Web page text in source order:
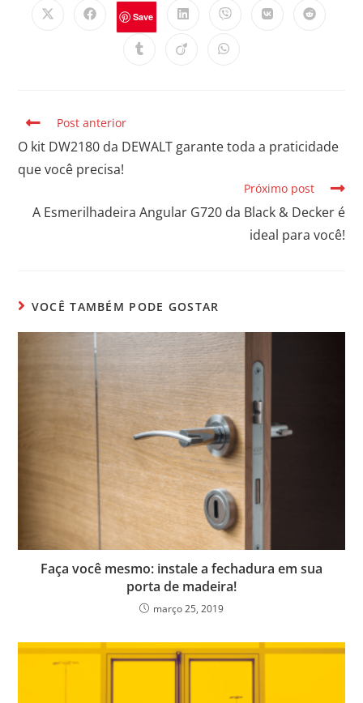
Save
Post anterior
O kit DW2180 da DEWALT garante toda a praticidade
que você precisa!
Próximo post
A Esmerilhadeira Angular G720 da Black & Decker é
ideal para você!
VOCÊ TAMBÉM PODE GOSTAR
Faça você mesmo: instale a fechadura em sua
porta de madeira!
março 25, 2019